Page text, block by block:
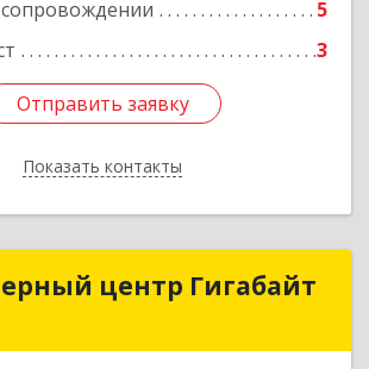
5
3
Отправить заявку
Показать контакты
Подробнее
Отправить заявку
Назад
центр Гигабайт
центр Гигабайт